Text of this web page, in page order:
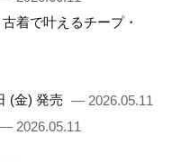
着で叶えるチープ・
(金) 発売 — 2026.05.11
— 2026.05.11